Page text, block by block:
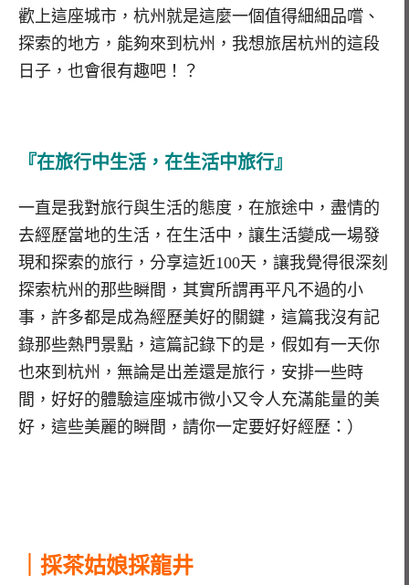
歡上這座城市，杭州就是這麼一個值得細細品嚐、
探索的地方，能夠來到杭州，我想旅居杭州的這段
日子，也會很有趣吧！？
『在旅行中生活，在生活中旅行』
一直是我對旅行與生活的態度，在旅途中，盡情的
去經歷當地的生活，在生活中，讓生活變成一場發
現和探索的旅行，分享這近100天，讓我覺得很深刻
探索杭州的那些瞬間，其實所謂再平凡不過的小
事，許多都是成為經歷美好的關鍵，這篇我沒有記
錄那些熱門景點，這篇記錄下的是，假如有一天你
也來到杭州，無論是出差還是旅行，安排一些時
間，好好的體驗這座城市微小又令人充滿能量的美
好，這些美麗的瞬間，請你一定要好好經歷：）
｜採茶姑娘採龍井